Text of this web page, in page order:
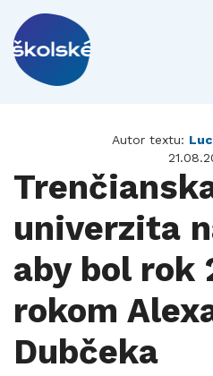
Autor textu:
univerzita
aby bol rok
rokom
Dubčeka